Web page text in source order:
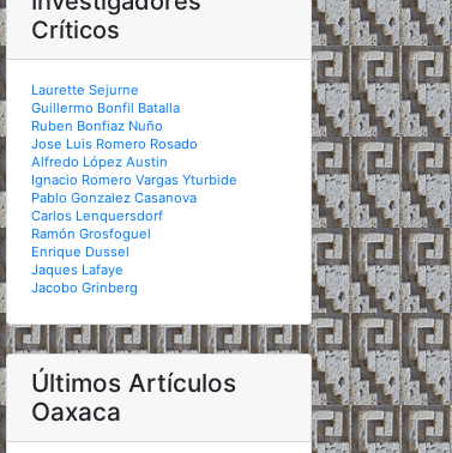
Críticos
Laurette Sejurne
Guillermo Bonfil Batalla
Ruben Bonfiaz Nuño
Jose Luis Romero Rosado
Alfredo López Austin
Ignacio Romero Vargas Yturbide
Pablo Gonzalez Casanova
Carlos Lenquersdorf
Ramón Grosfoguel
Enrique Dussel
Jaques Lafaye
Jacobo Grinberg
Últimos Artículos
Oaxaca